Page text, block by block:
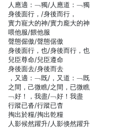
人應適：﹁獨/人應道：﹁獨
身後面行，/身後而行，
實力寵大的神/實力龐大的神
喂他服/餵他服
聲態倔傲/聲態倨傲
身後面行，也/身後而行，也
兒臣尊命/兒臣遵命
身後面去/身後而去
，又適：﹁既/，又道：﹁既
之間，己微瞧/之間，已微瞧
﹁好！，我盡/﹁好！我盡
行蹤已沓/行蹤已杳
掏出於糧/掏出乾糧
人影候然躍升/人影倏然躍升